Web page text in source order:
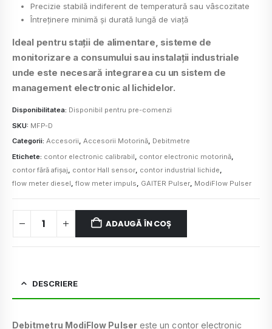
Precizie stabilă indiferent de temperatură sau vâscozitate
Întreținere minimă și durată lungă de viață
Ideal pentru stații de alimentare, sisteme de
monitorizare a consumuluisau instalații industriale
unde este necesară integrarea cu un sistem de
management electronic al lichidelor.
Disponibilitatea: Disponibil pentru pre-comenzi
SKU: MFP-D
Categorii: Accesorii, Accesorii Motorină, Debitmetre
Etichete: contor electronic calibrabil, contor electronic motorină,
contor fără afișaj, contor Hall sensor, contor industrial lichide,
flow meter diesel, flow meter impuls, GAITER Pulser, ModiFlow Pulser
ADAUGĂ ÎN COȘ
DESCRIERE
Debitmetru ModiFlow Pulsereste un contor electronic